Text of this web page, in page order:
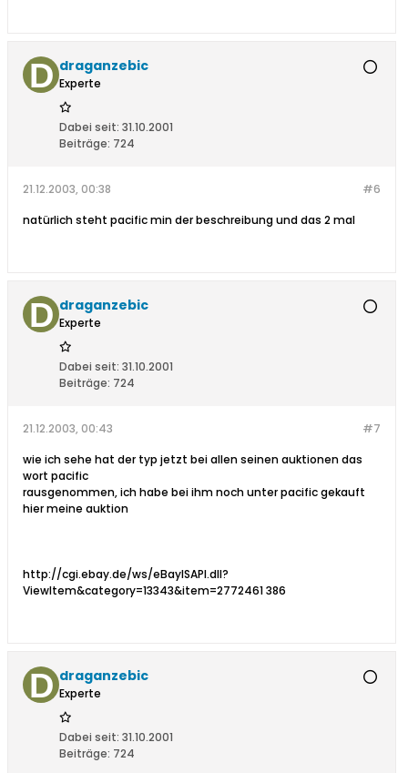
draganzebic
Experte
Dabei seit: 31.10.2001
Beiträge: 724
#6
21.12.2003, 00:38
natürlich steht pacific min der beschreibung und das 2 mal
draganzebic
Experte
Dabei seit: 31.10.2001
Beiträge: 724
#7
21.12.2003, 00:43
wie ich sehe hat der typ jetzt bei allen seinen auktionen das
wort pacific
rausgenommen, ich habe bei ihm noch unter pacific gekauft
hier meine auktion
http://cgi.ebay.de/ws/eBayISAPI.dll?
ViewItem&category=13343&item=2772461 386
draganzebic
Experte
Dabei seit: 31.10.2001
Beiträge: 724